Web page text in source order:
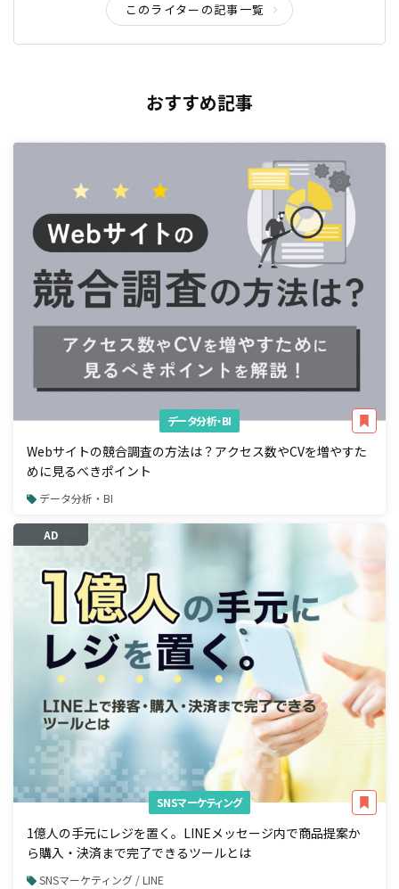
このライターの記事一覧
おすすめ記事
データ分析・BI
Webサイトの競合調査の方法は？アクセス数やCVを増やすた
めに見るべきポイント
データ分析・BI
AD
SNSマーケティング
1億人の手元にレジを置く。LINEメッセージ内で商品提案か
ら購入・決済まで完了できるツールとは
SNSマーケティング / LINE